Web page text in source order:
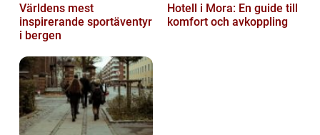
Världens mest
inspirerande sportäventyr
i bergen
Hotell i Mora: En guide till
komfort och avkoppling